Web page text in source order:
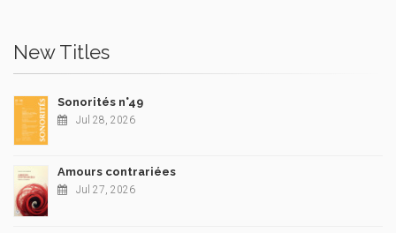
New Titles
Sonorités n°49
Jul 28, 2026
Amours contrariées
Jul 27, 2026